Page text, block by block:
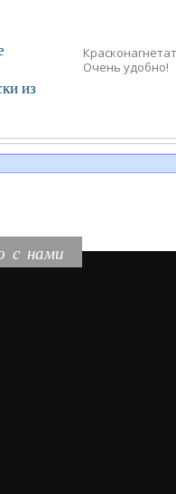
из
Очень удобно!
с нами